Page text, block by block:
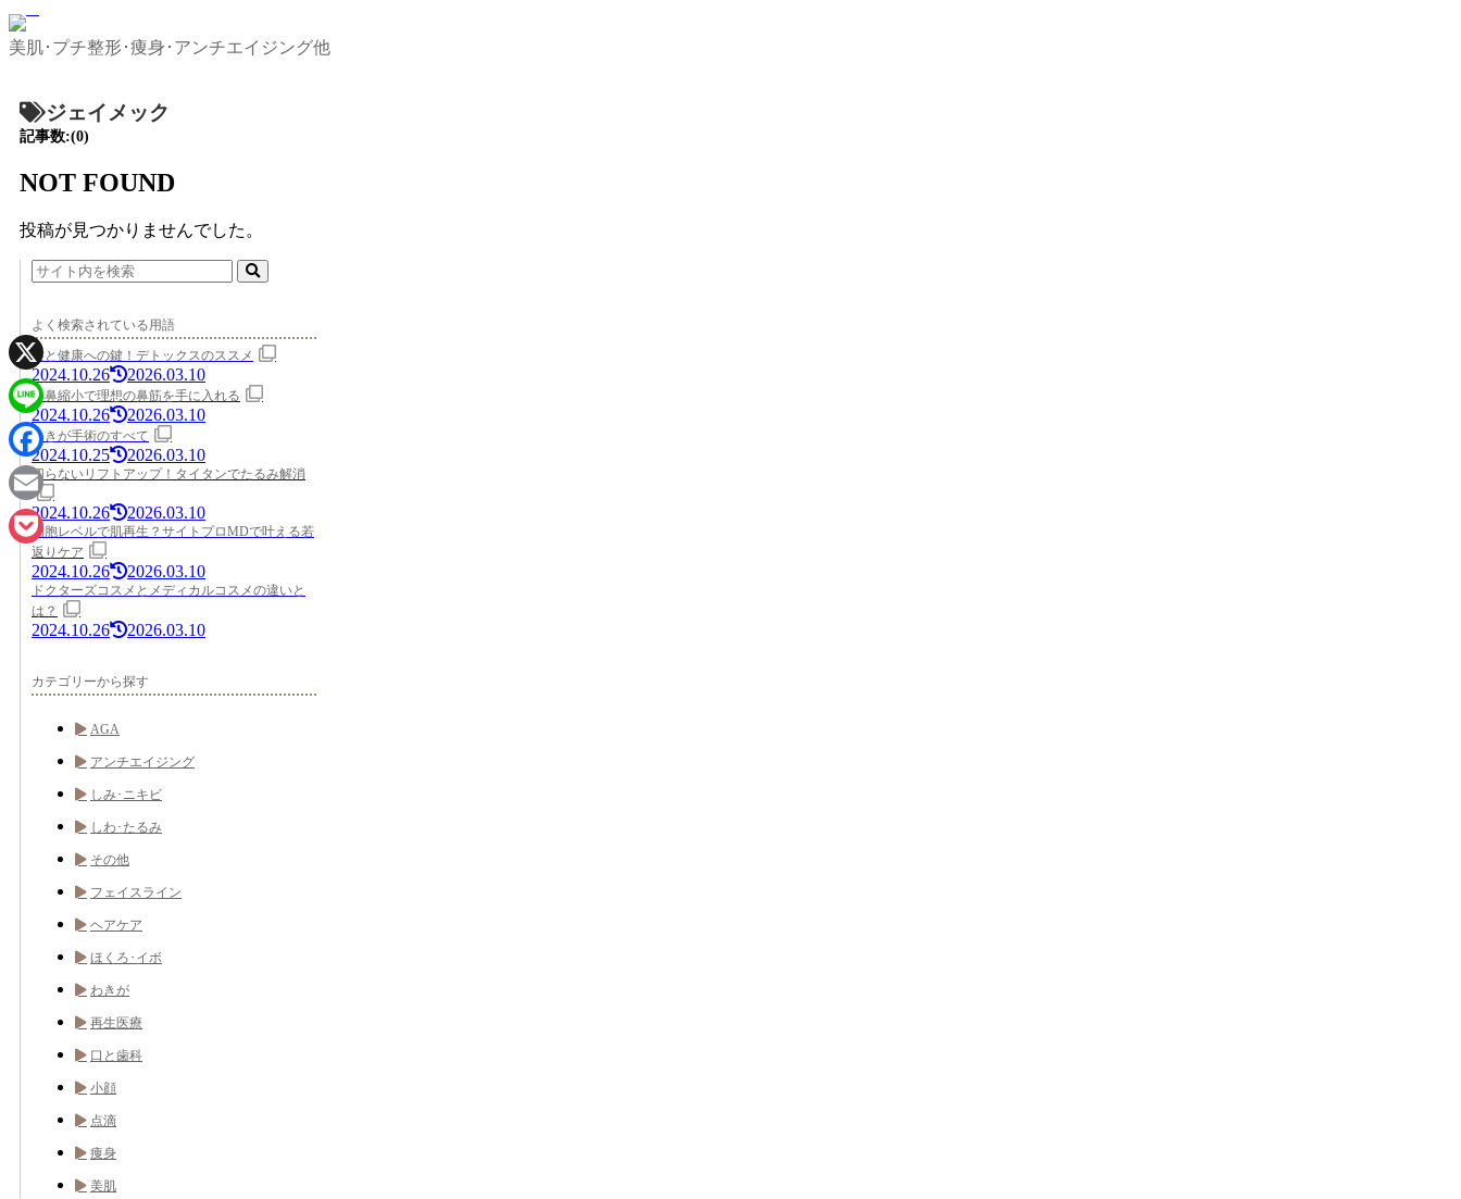
美肌･プチ整形･痩身･アンチエイジング他
ジェイメック
記事数:(0)
NOT FOUND
投稿が見つかりませんでした。
よく検索されている用語
美と健康への鍵！デトックスのススメ
2024.10.26 2026.03.10
小鼻縮小で理想の鼻筋を手に入れる
2024.10.26 2026.03.10
わきが手術のすべて
2024.10.25 2026.03.10
切らないリフトアップ！タイタンでたるみ解消
2024.10.26 2026.03.10
細胞レベルで肌再生？サイトプロMDで叶える若
返りケア
2024.10.26 2026.03.10
ドクターズコスメとメディカルコスメの違いと
は？
2024.10.26 2026.03.10
カテゴリーから探す
AGA
アンチエイジング
しみ･ニキビ
しわ･たるみ
その他
フェイスライン
ヘアケア
ほくろ･イボ
わきが
再生医療
口と歯科
小顔
点滴
痩身
美肌
X
Line
Facebook
Email
Pocket